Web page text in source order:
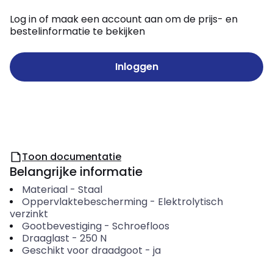
Log in of maak een account aan om de prijs- en
bestelinformatie te bekijken
Inloggen
Toon documentatie
Belangrijke informatie
Materiaal- Staal
Oppervlaktebescherming- Elektrolytisch
verzinkt
Gootbevestiging- Schroefloos
Draaglast - 250 N
Geschikt voor draadgoot - ja